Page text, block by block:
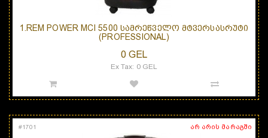
1.REM POWER MCI 5500 ᲡᲐᲛᲠᲔᲬᲕᲔᲚᲝ ᲛᲢᲕᲔᲠᲡᲐᲡᲠᲣᲢᲘ
(PROFESSIONAL)
0 GEL
Ex Tax: 0 GEL
არ არის მარაგში
#1701